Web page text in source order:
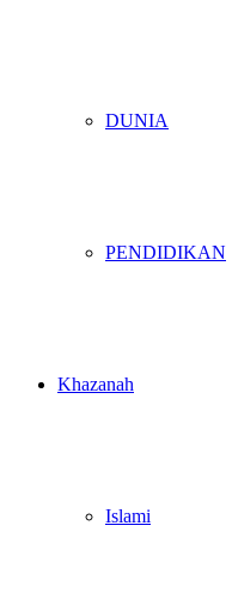
DUNIA
PENDIDIKAN
Khazanah
Islami